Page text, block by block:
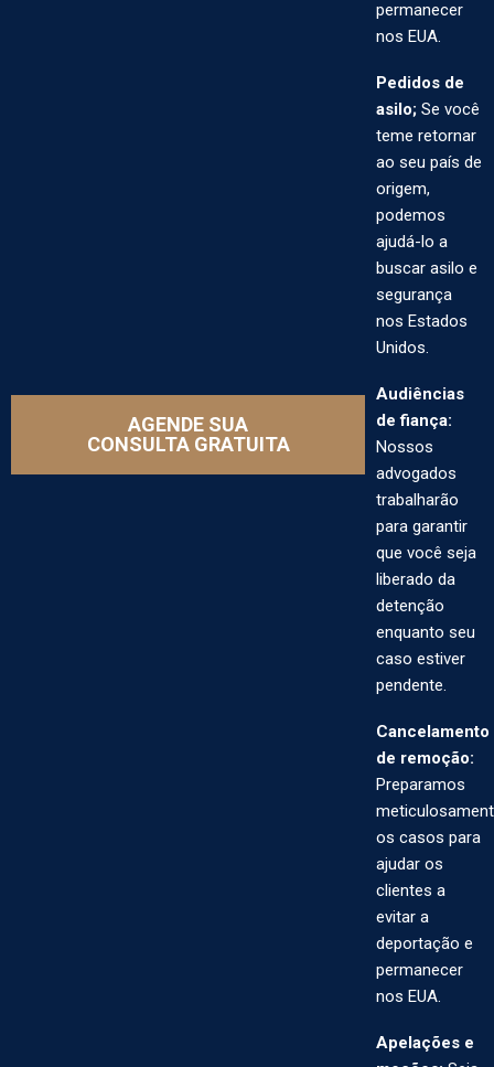
permanecer
nos EUA.
Pedidos de
asilo; Se você
teme retornar
ao seu país de
origem,
podemos
ajudá-lo a
buscar asilo e
segurança
nos Estados
Unidos.
Audiências
de fiança:
Nossos
advogados
trabalharão
para garantir
que você seja
liberado da
detenção
enquanto seu
caso estiver
pendente.
Cancelamento
de remoção:
Preparamos
os casos para
ajudar os
clientes a
evitar a
deportação e
permanecer
nos EUA.
Apelações e
AGENDE SUA
CONSULTA GRATUITA